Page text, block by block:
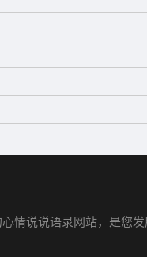
情说说语录网站，是您发